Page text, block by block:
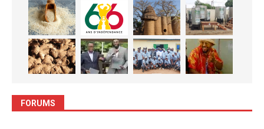
FORUMS